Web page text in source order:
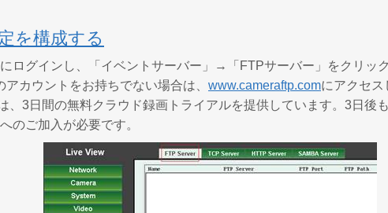
を構成する
ログインし、「イベントサーバー」→「FTPサーバー」をクリッ
カウントをお持ちでない場合は、 www.cameraftp.comにアクセス
、3日間の無料クラウド録画トライアルを提供しています。3日後
のご加入が必要です。